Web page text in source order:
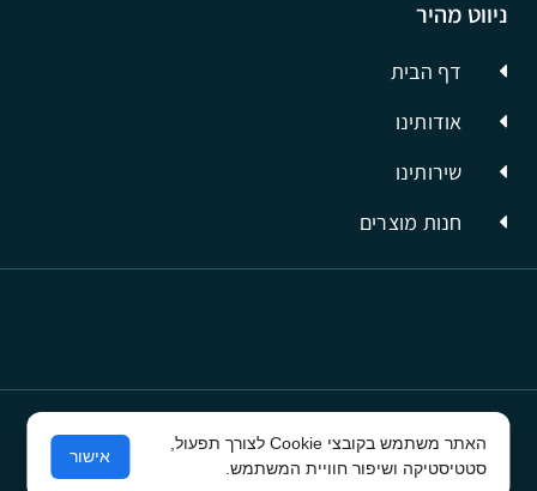
ניווט מהיר
דף הבית
אודותינו
שירותינו
חנות מוצרים
© כל הזכויות שמורות לסיבים תשתיות תקשורת
האתר משתמש בקובצי Cookie לצורך תפעול,
סטטיסטיקה ושיפור חוויית המשתמש.
אישור